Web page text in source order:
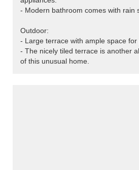
- Modern bathroom comes with rain
Outdoor:
- Large terrace with ample space for
- The nicely tiled terrace is another
of this unusual home.